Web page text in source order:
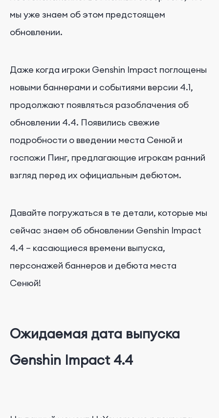
мы уже знаем об этом предстоящем
обновлении.
Даже когда игроки Genshin Impact поглощены
новыми баннерами и событиями версии 4.1,
продолжают появляться разоблачения об
обновлении 4.4. Появились свежие
подробности о введении места Сенюй и
госпожи Пинг, предлагающие игрокам ранний
взгляд перед их официальным дебютом.
Давайте погружаться в те детали, которые мы
сейчас знаем об обновлении Genshin Impact
4.4 – касающиеся времени выпуска,
персонажей баннеров и дебюта места
Сенюй!
Ожидаемая дата выпуска
Genshin Impact 4.4